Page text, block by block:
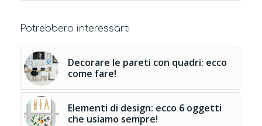
Potrebbero interessarti
Decorare le pareti con quadri: ecco
come fare!
Elementi di design: ecco 6 oggetti
che usiamo sempre!